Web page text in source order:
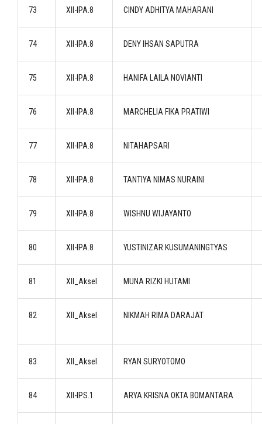
73 XII-IPA.8 CINDY ADHITYA MAHARANI
74 XII-IPA.8 DENY IHSAN SAPUTRA
75 XII-IPA.8 HANIFA LAILA NOVIANTI
76 XII-IPA.8 MARCHELIA FIKA PRATIWI
77 XII-IPA.8 NITAHAPSARI
78 XII-IPA.8 TANTIYA NIMAS NURAINI
79 XII-IPA.8 WISHNU WIJAYANTO
80 XII-IPA.8 YUSTINIZAR KUSUMANINGTYAS
81 XII_Aksel MUNA RIZKI HUTAMI
82 XII_Aksel NIKMAH RIMA DARAJAT
83 XII_Aksel RYAN SURYOTOMO
84 XII-IPS.1 ARYA KRISNA OKTA BOMANTARA